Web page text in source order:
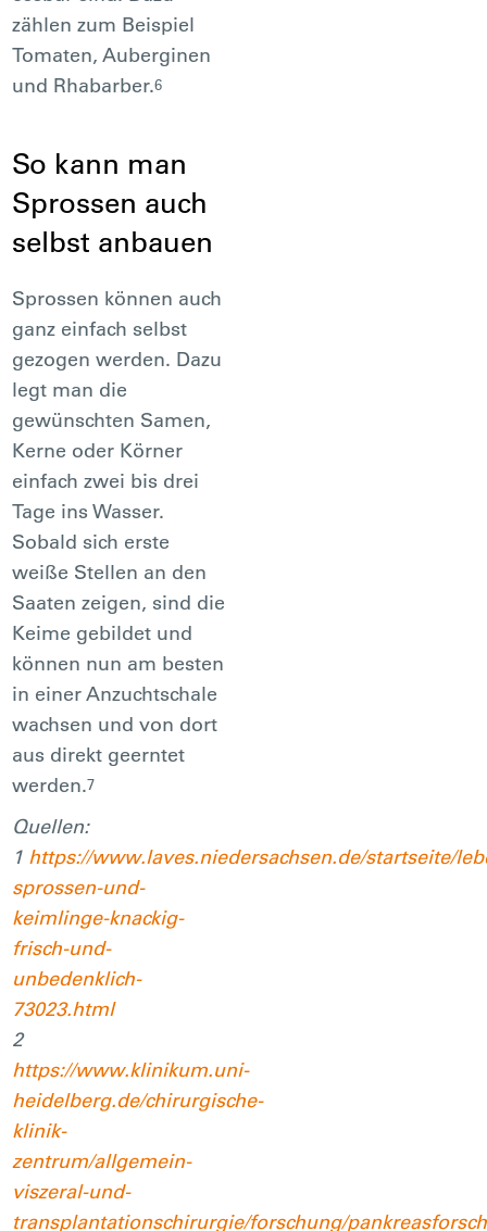
zählen zum Beispiel
Tomaten, Auberginen
und Rhabarber.6
So kann man
Sprossen auch
selbst anbauen
Sprossen können auch
ganz einfach selbst
gezogen werden. Dazu
legt man die
gewünschten Samen,
Kerne oder Körner
einfach zwei bis drei
Tage ins Wasser.
Sobald sich erste
weiße Stellen an den
Saaten zeigen, sind die
Keime gebildet und
können nun am besten
in einer Anzuchtschale
wachsen und von dort
aus direkt geerntet
werden.7
Quellen:
1 https://www.laves.niedersachsen.de/startseite/
sprossen-und-
keimlinge-knackig-
frisch-und-
unbedenklich-
73023.html
2
https://www.klinikum.uni-
heidelberg.de/chirurgische-
klinik-
zentrum/allgemein-
viszeral-und-
transplantationschirurgie/forschung/